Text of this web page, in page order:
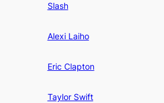
Slash
Alexi Laiho
Eric Clapton
Taylor Swift